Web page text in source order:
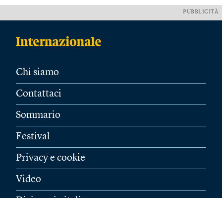
PUBBLICITÀ
Chi siamo
Contattaci
Sommario
Festival
Privacy e cookie
Video